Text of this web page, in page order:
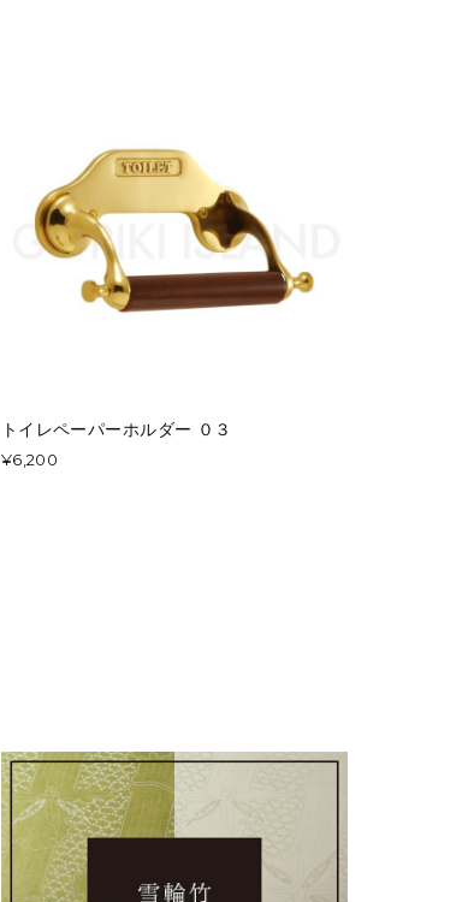
トイレペーパーホルダー ０３
¥6,200